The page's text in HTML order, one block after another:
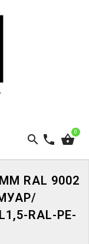
0
RAL 9002
RAL-PE-